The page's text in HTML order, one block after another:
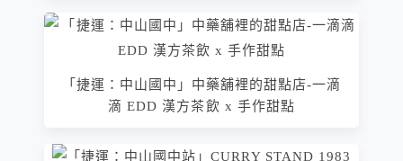
「捷運：中山國中」中藥舖裡的甜點店-一滴
滴 EDD 漢方茶飲 x 手作甜點